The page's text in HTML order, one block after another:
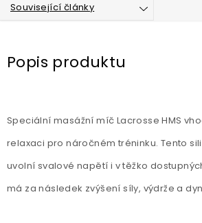
Související články
Popis produktu
Speciální masážní míč Lacrosse HMS
relaxaci pro náročném tréninku. Tento
uvolní svalové napětí i v těžko
má za následek zvýšení síly, výdrže a